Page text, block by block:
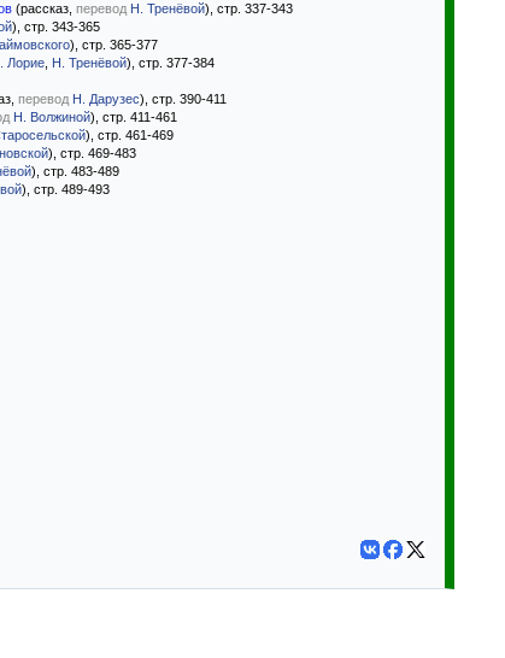
(рассказ, перевод Н. Тренёвой), стр. 337-343
), стр. 343-365
), стр. 365-377
Лорие Н. Тренёвой), стр. 377-384
перевод Н. Дарузес), стр. 390-411
Н. Волжиной), стр. 411-461
), стр. 461-469
), стр. 469-483
), стр. 483-489
), стр. 489-493